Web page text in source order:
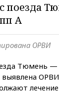
поезда
А
ОРВИ
Тюмень
выявлена